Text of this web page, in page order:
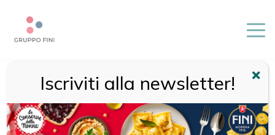
MAGAZINE/INTERVISTA
Iscriviti alla newsletter!